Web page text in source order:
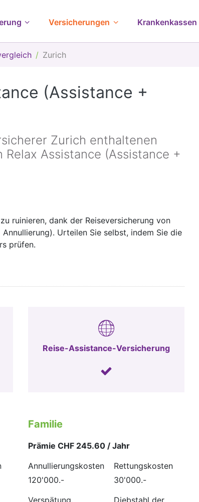
Versicherungen Krankenkassen
Zurich
(Assistance +
Zurich enthaltenen
Assistance (Assistance +
ruinieren, dank der Reiseversicherung von
Urteilen Sie selbst, indem Sie die
prüfen.
Reise-Assistance-Versicherung
Familie
Prämie CHF 245.60 / Jahr
Annullierungskosten
120'000.-
Rettungskosten
30'000.-
Verspätung,
Diebstahl der